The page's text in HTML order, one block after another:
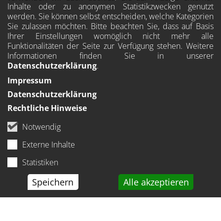
Inhalte oder zu anonymen Statistikzwecken genutzt
werden. Sie können selbst entscheiden, welche Kategorien
Sie zulassen möchten. Bitte beachten Sie, dass auf Basis
Ihrer Einstellungen womöglich nicht mehr alle
Funktionalitäten der Seite zur Verfügung stehen. Weitere
Informationen finden Sie in unserer
Datenschutzerklärung.
Notwendig
Externe Inhalte
Statistiken
Speichern Alle akzeptieren
Impressum
Datenschutzerklärung
Rechtliche Hinweise